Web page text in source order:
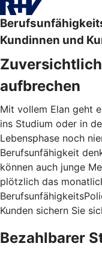
Kundinnen und
aufbrechen
Mit vollem Elan geht
ins Studium oder in
Lebensphase noch
Berufsunfähigkeit
können auch junge
plötzlich das
Kunden sichern Sie
Bezahlbarer